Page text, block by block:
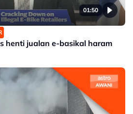
01:50
henti jualan e-basikal haram